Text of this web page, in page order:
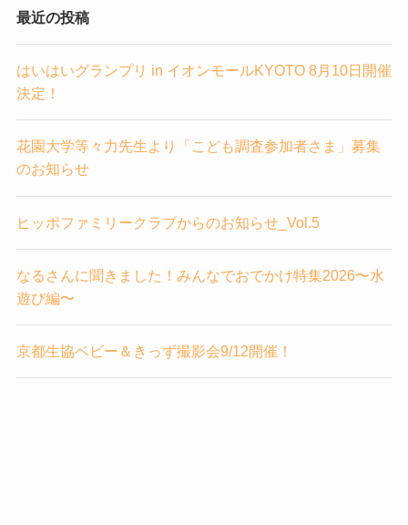
最近の投稿
はいはいグランプリ in イオンモールKYOTO 8月10日開催
決定！
花園大学等々力先生より「こども調査参加者さま」募集
のお知らせ
ヒッポファミリークラブからのお知らせ_Vol.5
なるさんに聞きました！みんなでおでかけ特集2026〜水
遊び編〜
京都生協ベビー＆きっず撮影会9/12開催！